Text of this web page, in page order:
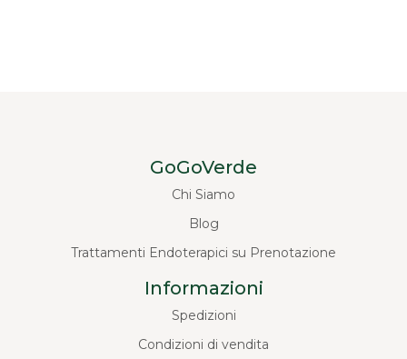
GoGoVerde
Chi Siamo
Blog
Trattamenti Endoterapici su Prenotazione
Informazioni
Spedizioni
Condizioni di vendita